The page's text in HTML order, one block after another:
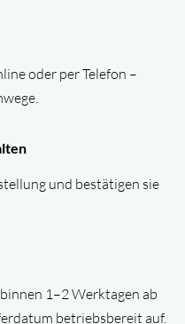
oder per Telefon –
und bestätigen sie
1–2 Werktagen ab
betriebsbereit auf.